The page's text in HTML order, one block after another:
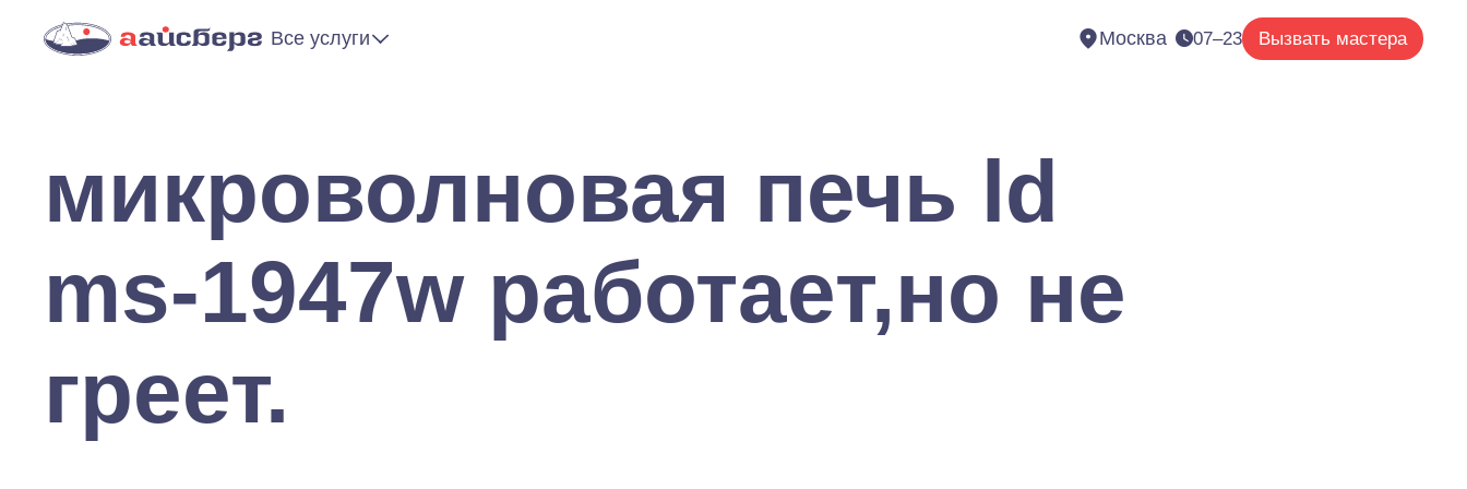
Все услуги Москва 07–23 Вызвать мастера
микроволновая печь ld
ms-1947w работает,но не
греет.